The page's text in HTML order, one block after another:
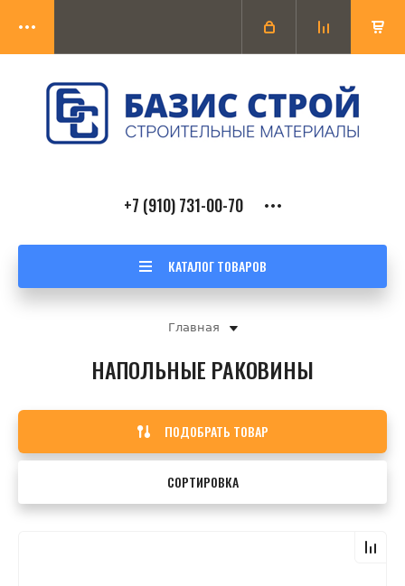
+7 (910) 731-00-70
КАТАЛОГ ТОВАРОВ
Главная
НАПОЛЬНЫЕ РАКОВИНЫ
ПОДОБРАТЬ ТОВАР
СОРТИРОВКА